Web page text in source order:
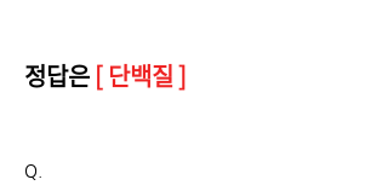
정답은 [ 단백질 ]
Q.